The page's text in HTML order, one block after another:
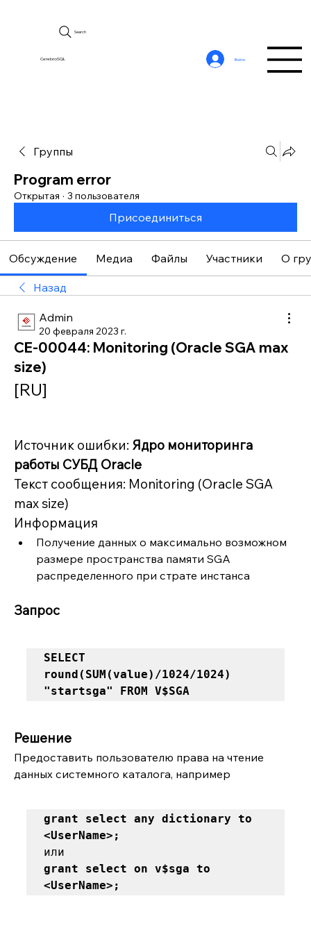
CerebroSQL
Search
Войти
Группы
Program error
Открытая · 3 пользователя
Присоединиться
Обсуждение Медиа Файлы Участники О
Назад
Admin
20 февраля 2023 г.
CE-00044: Monitoring (Oracle SGA max
size)
[RU]
Источник ошибки: Ядро мониторинга
работы СУБД Oracle
Текст сообщения: Monitoring (Oracle SGA
max size)
Информация
Получение данных о максимально возможном
размере пространства памяти SGA
распределенного при страте инстанса
Запрос
SELECT
round(SUM(value)/1024/1024)
"startsga" FROM V$SGA
Решение
Предоставить пользователю права на чтение
данных системного каталога, например
grant select any dictionary to
<UserName>;
grant select on v$sga to
<UserName>;